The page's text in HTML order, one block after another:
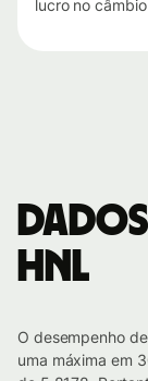
lucro no
HNL
O desempenho
uma máxima em